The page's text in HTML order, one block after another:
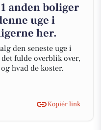
anden boliger
uge i
her.
den seneste uge i
fulde overblik over,
hvad de koster.
Kopiér link